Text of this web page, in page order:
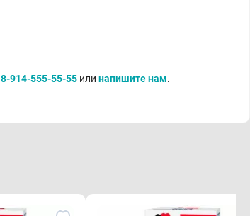
8-914-555-55-55 или напишите нам.